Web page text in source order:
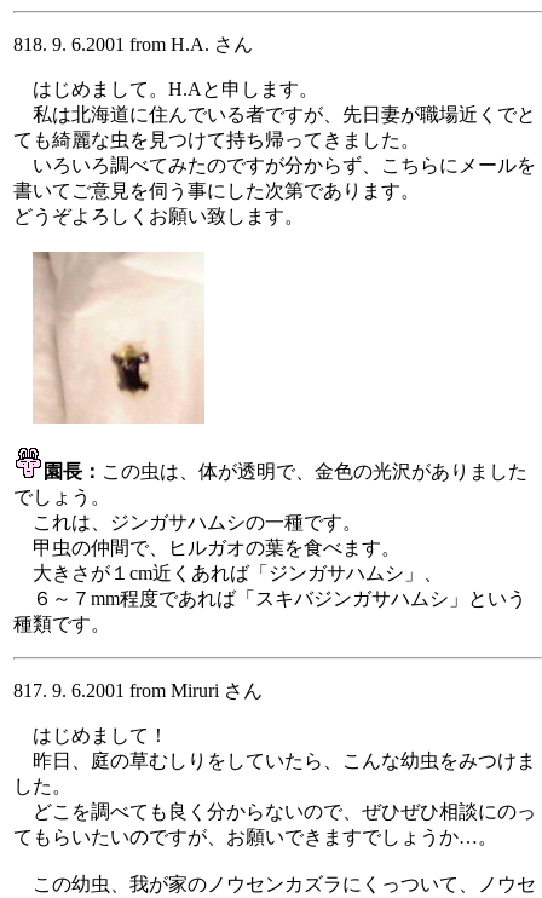
818. 9. 6.2001 from H.A. さん
はじめまして。H.Aと申します。
私は北海道に住んでいる者ですが、先日妻が職場近くでと
ても綺麗な虫を見つけて持ち帰ってきました。
いろいろ調べてみたのですが分からず、こちらにメールを
書いてご意見を伺う事にした次第であります。
どうぞよろしくお願い致します。
園長： この虫は、体が透明で、金色の光沢がありました
でしょう。
これは、ジンガサハムシの一種です。
甲虫の仲間で、ヒルガオの葉を食べます。
大きさが１cm近くあれば「ジンガサハムシ」、
６～７mm程度であれば「スキバジンガサハムシ」という
種類です。
817. 9. 6.2001 from Miruri さん
はじめまして！
昨日、庭の草むしりをしていたら、こんな幼虫をみつけま
した。
どこを調べても良く分からないので、ぜひぜひ相談にのっ
てもらいたいのですが、お願いできますでしょうか…。
この幼虫、我が家のノウセンカズラにくっついて、ノウセ